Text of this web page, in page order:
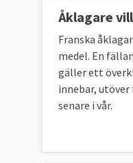
Åklagare
Franska
medel. En
gäller ett
innebar,
senare i vår.